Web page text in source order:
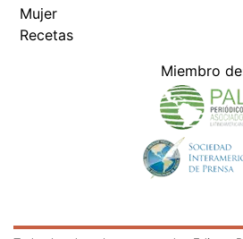
Mujer
Recetas
Miembro